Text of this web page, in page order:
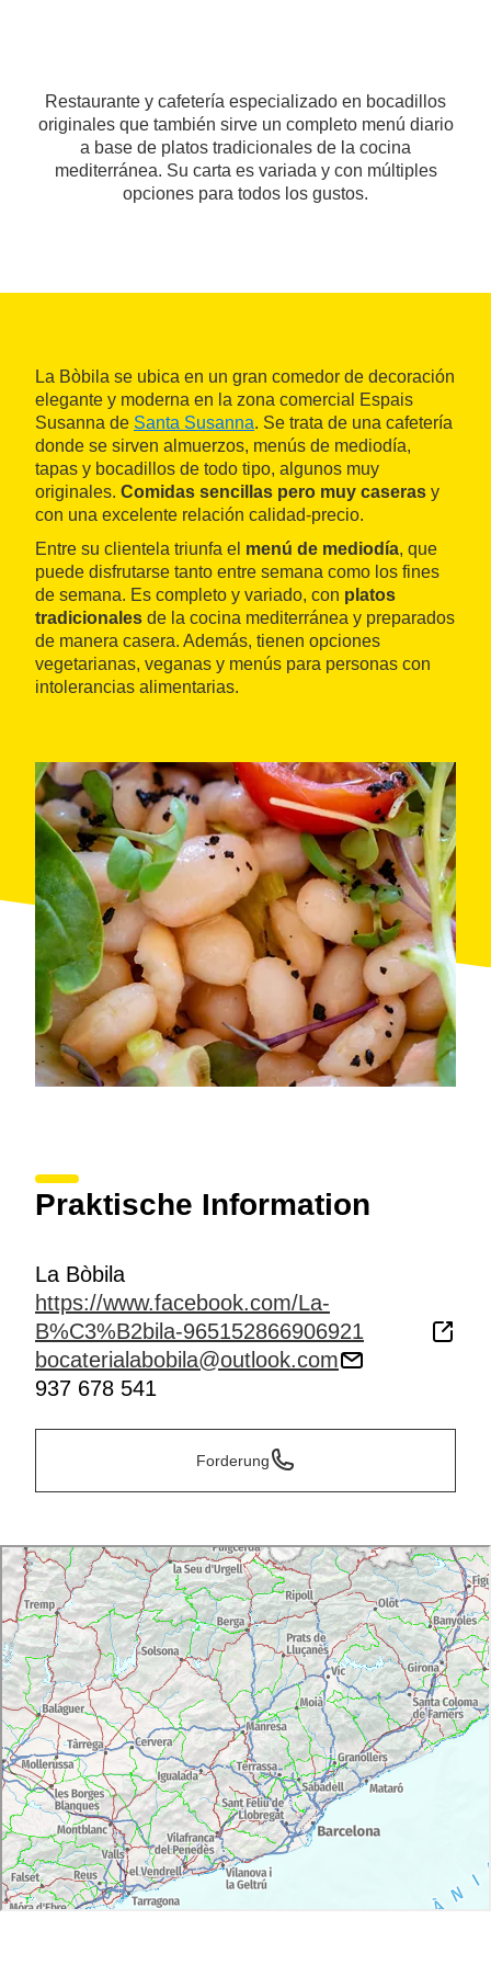
Restaurante y cafetería especializado en bocadillos
originales que también sirve un completo menú diario
a base de platos tradicionales de la cocina
mediterránea. Su carta es variada y con múltiples
opciones para todos los gustos.
La Bòbila se ubica en un gran comedor de decoración
elegante y moderna en la zona comercial Espais
Susanna de Santa Susanna. Se trata de una cafetería
donde se sirven almuerzos, menús de mediodía,
tapas y bocadillos de todo tipo, algunos muy
originales. Comidas sencillas pero muy caseras y
con una excelente relación calidad-precio.
Entre su clientela triunfa el menú de mediodía, que
puede disfrutarse tanto entre semana como los fines
de semana. Es completo y variado, con platos
tradicionales de la cocina mediterránea y preparados
de manera casera. Además, tienen opciones
vegetarianas, veganas y menús para personas con
intolerancias alimentarias.
Praktische Information
La Bòbila
https://www.facebook.com/La-
B%C3%B2bila-965152866906921
bocaterialabobila@outlook.com
937 678 541
Forderung